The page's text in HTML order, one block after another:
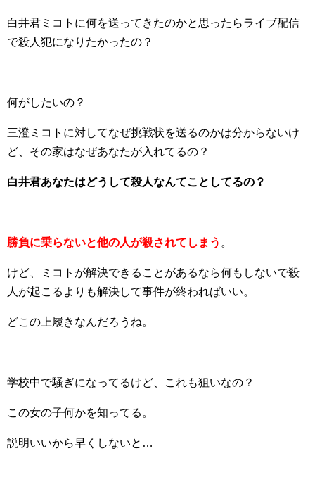
白井君ミコトに何を送ってきたのかと思ったらライブ配信
で殺人犯になりたかったの？
何がしたいの？
三澄ミコトに対してなぜ挑戦状を送るのかは分からないけ
ど、その家はなぜあなたが入れてるの？
白井君あなたはどうして殺人なんてことしてるの？
勝負に乗らないと他の人が殺されてしまう 。
けど、ミコトが解決できることがあるなら何もしないで殺
人が起こるよりも解決して事件が終わればいい。
どこの上履きなんだろうね。
学校中で騒ぎになってるけど、これも狙いなの？
この女の子何かを知ってる。
説明いいから早くしないと…